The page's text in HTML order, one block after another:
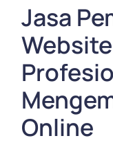
Jasa
Online